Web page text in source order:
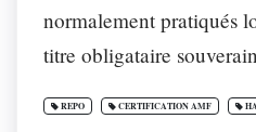
normalement pratiqués
titre obligataire
REPO CERTIFICATION AMF